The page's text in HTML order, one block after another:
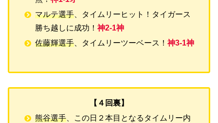
マルテ選手 、タイムリーヒット！タイガース
勝ち越しに成功！神2-1神
佐藤輝選手 、タイムリーツーベース！神3-1神
【４回裏】
熊谷選手 、この日２本目となるタイムリー内